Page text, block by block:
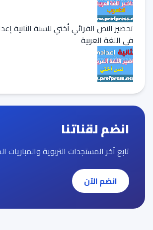
تحضير النص القرائي أختي للسنة الثانية
في اللغة العربية
انضم لقناتنا
تابع آخر المستجدات التربوية والمباريات
انضم الآن